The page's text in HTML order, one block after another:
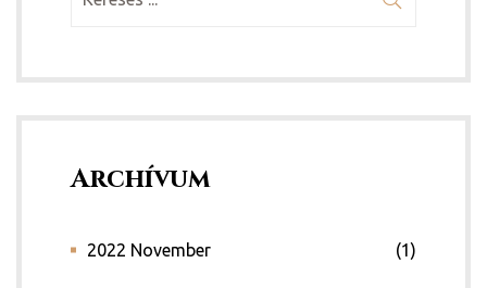
Archívum
2022 November (1)